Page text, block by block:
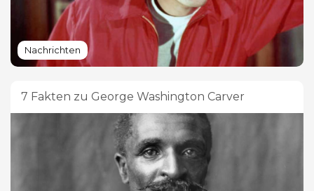
Nachrichten
7 Fakten zu George Washington Carver